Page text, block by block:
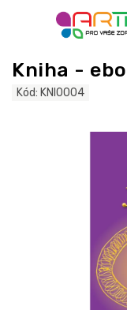
Kniha -
Kód: KNI0004